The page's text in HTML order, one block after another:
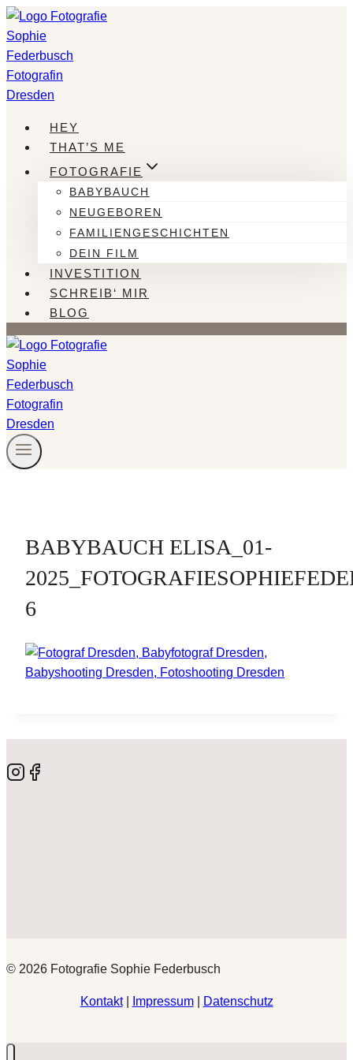
Zum
Inhalt
springen
HEY
THAT’S ME
FOTOGRAFIE
BABYBAUCH
NEUGEBOREN
FAMILIENGESCHICHTEN
DEIN FILM
INVESTITION
SCHREIB‘ MIR
BLOG
BABYBAUCH ELISA_01-
6
© 2026 Fotografie Sophie Federbusch
Kontakt| Impressum| Datenschutz